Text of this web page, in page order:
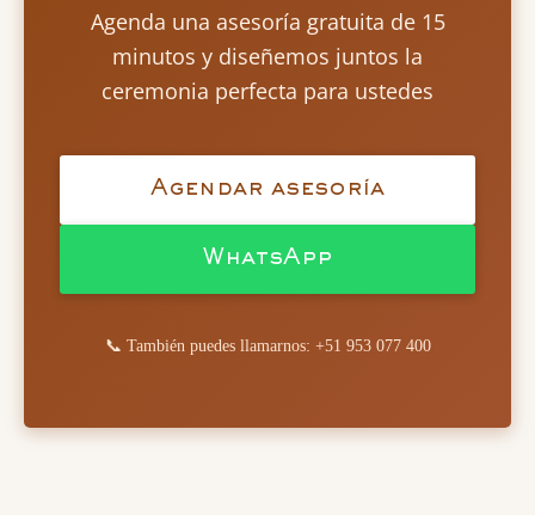
Agenda una asesoría gratuita de 15
minutos y diseñemos juntos la
ceremonia perfecta para ustedes
Agendar asesoría
WhatsApp
📞 También puedes llamarnos: +51 953 077 400